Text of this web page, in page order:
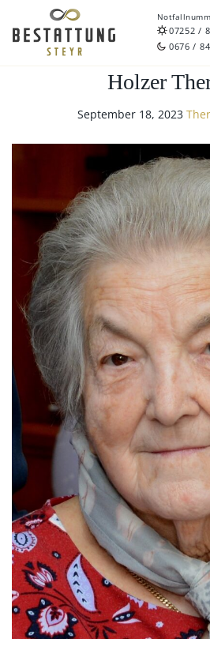
07252 /
0676 /
Holzer
September 18, 2023